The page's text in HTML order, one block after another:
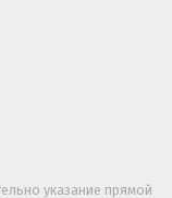
указание прямой